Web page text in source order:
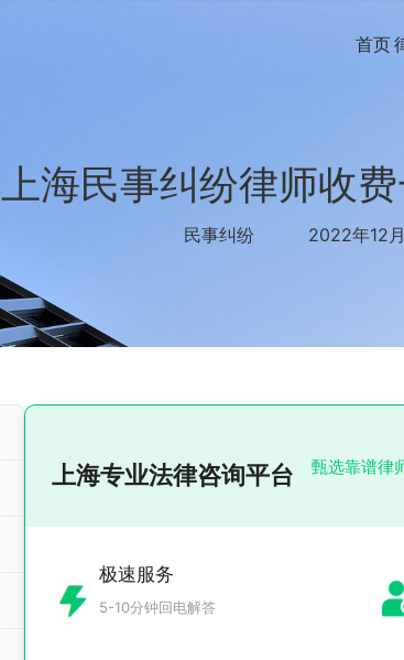
首页
上海民事纠纷律师收
民事纠纷 2022年12
上海专业法律咨询平台 甄选靠谱律
极速服务
5-10分钟回电解答